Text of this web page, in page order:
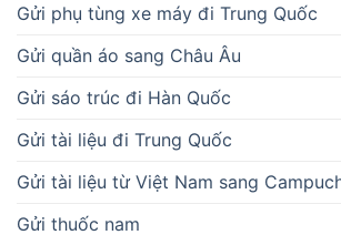
Gửi phụ tùng xe máy đi Trung Quốc
Gửi quần áo sang Châu Âu
Gửi sáo trúc đi Hàn Quốc
Gửi tài liệu đi Trung Quốc
Gửi tài liệu từ Việt Nam sang
Gửi thuốc nam